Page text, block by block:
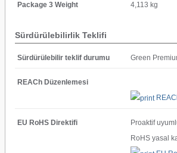
Package 3 Weight 4,113 kg
Sürdürülebilirlik Teklifi
Sürdürülebilir teklif durumu Green
REACh Düzenlemesi
EU RoHS Direktifi
Proaktif
RoHS yasal